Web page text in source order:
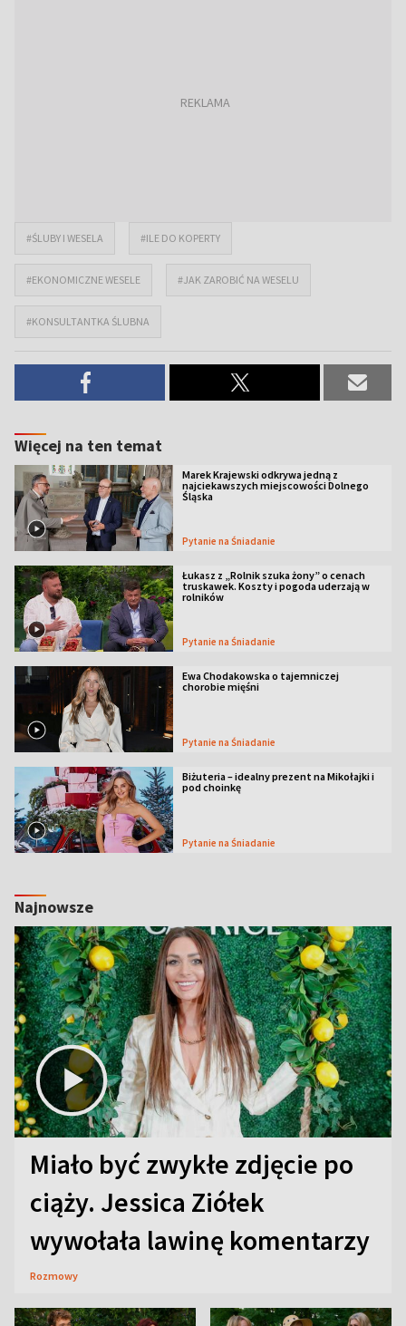
#ŚLUBY I WESELA #ILE DO KOPERTY
#EKONOMICZNE WESELE #JAK ZAROBIĆ NA WESELU
#KONSULTANTKA ŚLUBNA
Więcej na ten temat
Marek Krajewski odkrywa jedną z
najciekawszych miejscowości Dolnego
Śląska
Pytanie na Śniadanie
Łukasz z „Rolnik szuka żony” o cenach
truskawek. Koszty i pogoda uderzają w
rolników
Pytanie na Śniadanie
Ewa Chodakowska o tajemniczej
chorobie mięśni
Pytanie na Śniadanie
Biżuteria – idealny prezent na Mikołajki i
pod choinkę
Pytanie na Śniadanie
Najnowsze
Miało być zwykłe zdjęcie po
ciąży. Jessica Ziółek
wywołała lawinę komentarzy
Rozmowy